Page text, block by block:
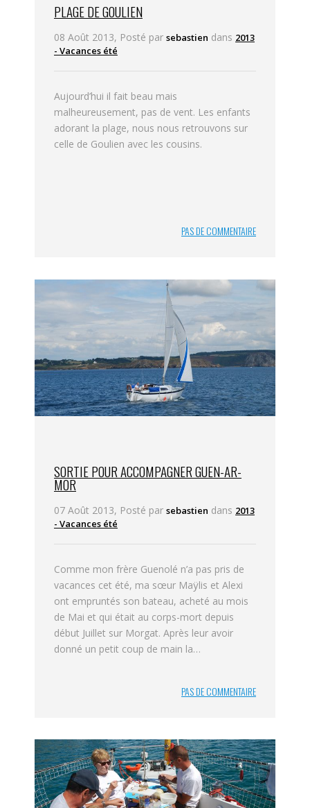
PLAGE DE GOULIEN
08 Août 2013, Posté par sebastien dans 2013
- Vacances été
Aujourd’hui il fait beau mais
malheureusement, pas de vent. Les enfants
adorant la plage, nous nous retrouvons sur
celle de Goulien avec les cousins.
PAS DE COMMENTAIRE
SORTIE POUR ACCOMPAGNER GUEN-AR-
MOR
07 Août 2013, Posté par sebastien dans 2013
- Vacances été
Comme mon frère Guenolé n’a pas pris de
vacances cet été, ma sœur Maÿlis et Alexi
ont empruntés son bateau, acheté au mois
de Mai et qui était au corps-mort depuis
début Juillet sur Morgat. Après leur avoir
donné un petit coup de main la…
PAS DE COMMENTAIRE